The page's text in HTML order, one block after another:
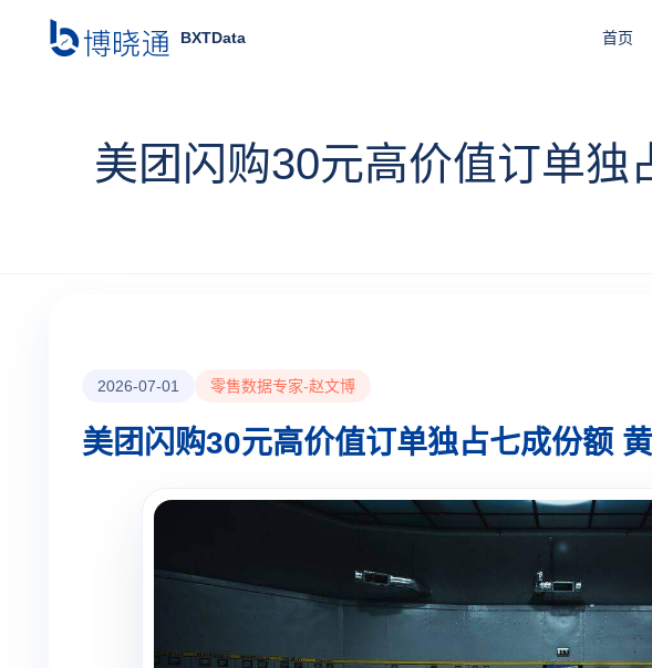
BXTData 首页
美团闪购30元高价值订单
2026-07-01 零售数据专家-赵文博
美团闪购30元高价值订单独占七成份额